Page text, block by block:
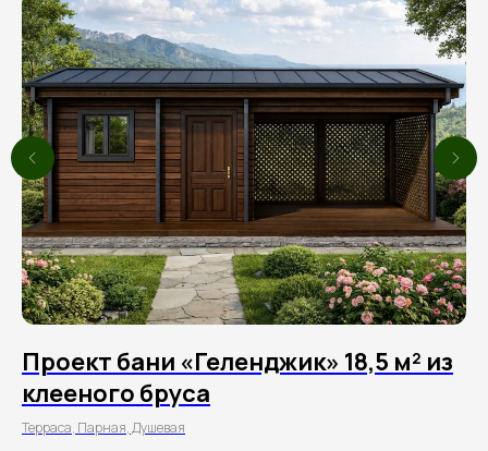
Проект бани «Геленджик» 18,5 м² из
клееного бруса
Терраса, Парная, Душевая